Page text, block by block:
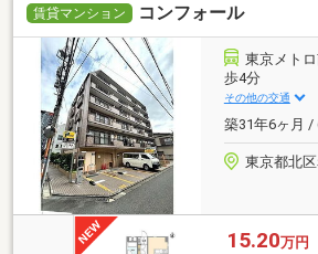
賃貸マンション コンフォール
東京メト
歩4分
その他の交通
築31年6ヶ月 /
東京都北
15.20万円